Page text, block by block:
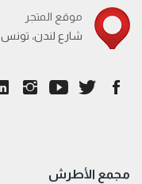
موقع المتجر
95 شارع لندن، تونس
مجمع الأطرش